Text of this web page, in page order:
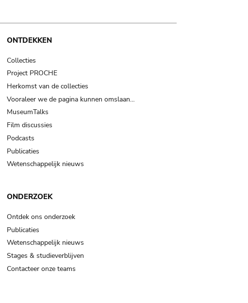
ONTDEKKEN
Collecties
Project PROCHE
Herkomst van de collecties
Vooraleer we de pagina kunnen omslaan…
MuseumTalks
Film discussies
Podcasts
Publicaties
Wetenschappelijk nieuws
ONDERZOEK
Ontdek ons onderzoek
Publicaties
Wetenschappelijk nieuws
Stages & studieverblijven
Contacteer onze teams